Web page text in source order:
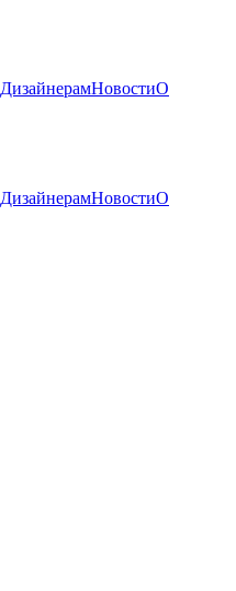
ДизайнерамНовостиО
ДизайнерамНовостиО